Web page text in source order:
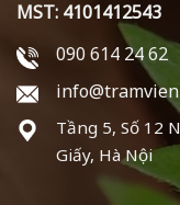
MST: 4101412543
090 614 24 62
Tầng 5, Số 12
Giấy, Hà Nội